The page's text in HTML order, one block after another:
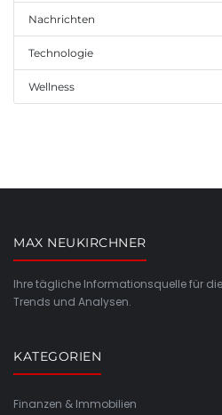
Nachrichten
Technologie
Wellness
MAX NEUKIRCHNER
Ihre tägliche Informationsquelle für
Trends und Analysen.
KATEGORIEN
Finanzen & Immobilien